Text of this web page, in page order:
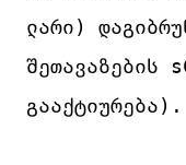
ლარი)
შეთავაზების
გააქტიურება).